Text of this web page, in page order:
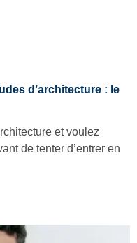
d’architecture : le
et voulez
de tenter d’entrer en